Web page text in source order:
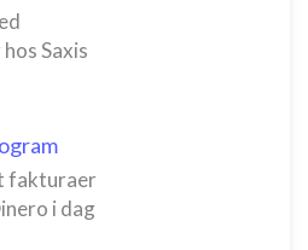
Saxis
fakturaer
i dag
til at vælge
annoncering
indhold